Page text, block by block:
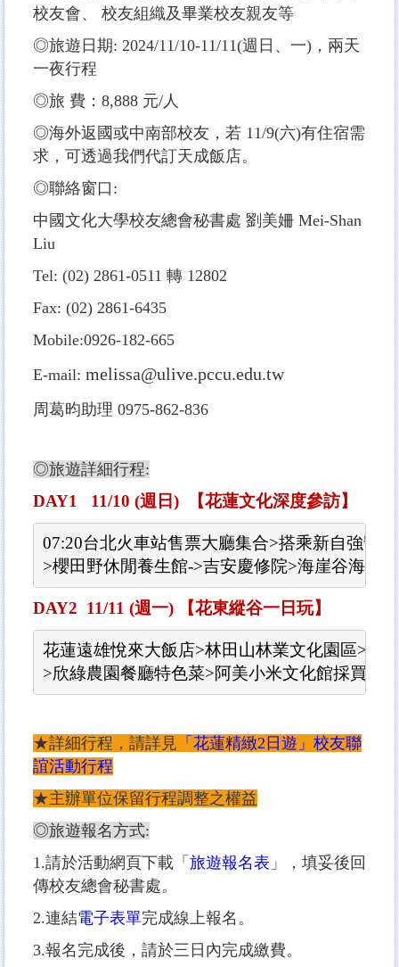
校友會、 校友組織及畢業校友親友等
◎旅遊日期: 2024/11/10-11/11(週日、一)，兩天
一夜行程
◎旅 費：8,888 元/人
◎海外返國或中南部校友，若 11/9(六)有住宿需
求，可透過我們代訂天成飯店。
◎聯絡窗口:
中國文化大學校友總會秘書處 劉美姍 Mei-Shan
Liu
Tel: (02) 2861-0511 轉 12802
Fax: (02) 2861-6435
Mobile:0926-182-665
E-mail: melissa@ulive.pccu.edu.tw
周葛昀助理 0975-862-836
◎旅遊詳細行程:
DAY1 11/10 (週日) 【花蓮文化深度參訪】
07:20台北火車站售票大廳集合>搭乘新自強號
>櫻田野休閒養生館->吉安慶修院>海崖谷海景
DAY2 11/11 (週一) 【花東縱谷一日玩】
花蓮遠雄悅來大飯店>林田山林業文化園區>
>欣綠農園餐廳特色菜>阿美小米文化館採買特
★詳細行程，請詳見 「花蓮精緻2日遊」校友聯
誼活動行程
★主辦單位保留行程調整之權益
◎旅遊報名方式:
1.請於活動網頁下載「 旅遊報名表 」，填妥後回
傳校友總會秘書處。
2.連結電子表單完成線上報名。
3.報名完成後，請於三日內完成繳費。